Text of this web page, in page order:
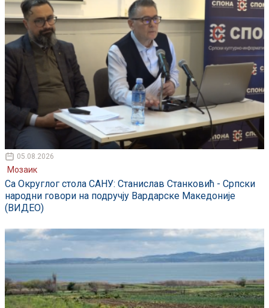
05.08.2026
Мозаик
Са Округлог стола САНУ: Станислав Станковић - Српски
народни говори на подручју Вардарске Македоније
(ВИДЕО)